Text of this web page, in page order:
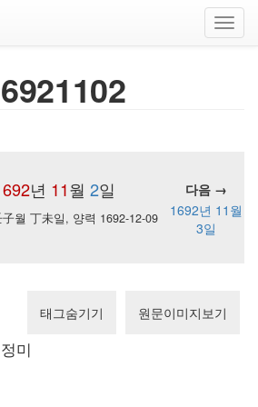
년 11월 2일
다음 →
월 丁未일, 양력 1692-12-09
1692년 11월
3일
태그숨기기 원문이미지보기
미